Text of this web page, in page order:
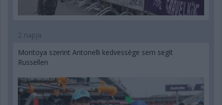
2 napja
Montoya szerint Antonelli kedvessége sem segít
Russellen